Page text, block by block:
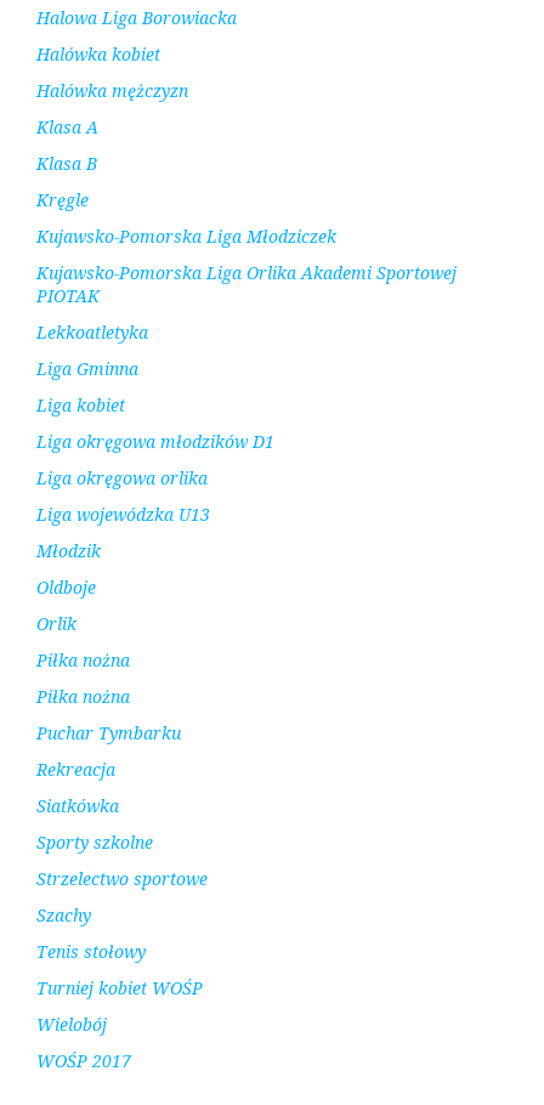
Halowa Liga Borowiacka
Halówka kobiet
Halówka mężczyzn
Klasa A
Klasa B
Kręgle
Kujawsko-Pomorska Liga Młodziczek
Kujawsko-Pomorska Liga Orlika Akademi Sportowej
PIOTAK
Lekkoatletyka
Liga Gminna
Liga kobiet
Liga okręgowa młodzików D1
Liga okręgowa orlika
Liga wojewódzka U13
Młodzik
Oldboje
Orlik
Piłka nożna
Piłka nożna
Puchar Tymbarku
Rekreacja
Siatkówka
Sporty szkolne
Strzelectwo sportowe
Szachy
Tenis stołowy
Turniej kobiet WOŚP
Wielobój
WOŚP 2017